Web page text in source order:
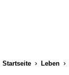
Startseite Leben